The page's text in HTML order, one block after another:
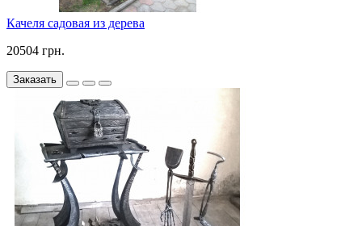
Качеля садовая из дерева
20504 грн.
Заказать